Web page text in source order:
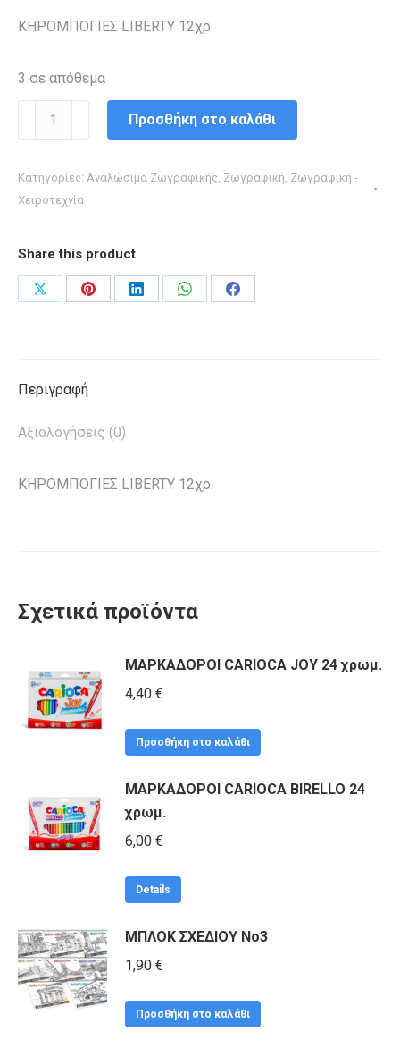
ΚΗΡΟΜΠΟΓΙΕΣ LIBERTY 12χρ.
3 σε απόθεμα
ΚΡΑΓΙΟΝ
ΚΕΡΙΝΑ
12χρ.
ποσότητα
Προσθήκη στο καλάθι
Κατηγορίες: Αναλώσιμα Ζωγραφικής, Ζωγραφική, Ζωγραφική -
Χειροτεχνία
Share this product
Share
Share
Share
Share
Share
Περιγραφή
Αξιολογήσεις (0)
ΚΗΡΟΜΠΟΓΙΕΣ LIBERTY 12χρ.
Σχετικά προϊόντα
ΜΑΡΚΑΔΟΡΟΙ CARIOCA JOY 24 χρωμ.
4,40 €
Προσθήκη στο καλάθι
ΜΑΡΚΑΔΟΡΟΙ CARIOCA BIRELLO 24
χρωμ.
6,00 €
Details
ΜΠΛΟΚ ΣΧΕΔΙΟΥ Νο3
1,90 €
Προσθήκη στο καλάθι